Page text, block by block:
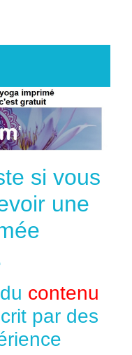
si vous
une
contenu
par des